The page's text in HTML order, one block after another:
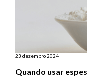
23 dezembro 2024
Quando usar